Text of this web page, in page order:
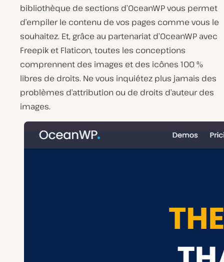
bibliothèque de sections d’OceanWP vous permet
d’empiler le contenu de vos pages comme vous le
souhaitez. Et, grâce au partenariat d’OceanWP avec
Freepik et Flaticon, toutes les conceptions
comprennent des images et des icônes 100 %
libres de droits. Ne vous inquiétez plus jamais des
problèmes d’attribution ou de droits d’auteur des
images.